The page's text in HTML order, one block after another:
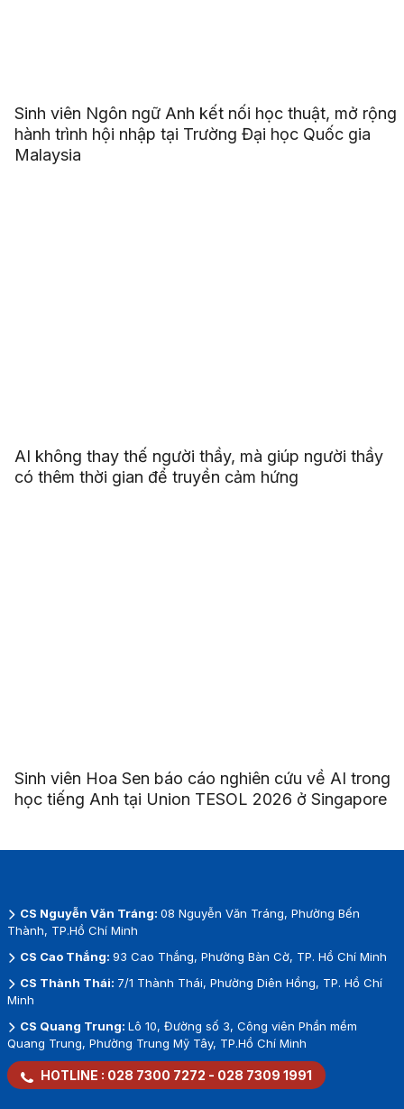
Sinh viên Ngôn ngữ Anh kết nối học thuật, mở rộng
hành trình hội nhập tại Trường Đại học Quốc gia
Malaysia
AI không thay thế người thầy, mà giúp người thầy
có thêm thời gian để truyền cảm hứng
Sinh viên Hoa Sen báo cáo nghiên cứu về AI trong
học tiếng Anh tại Union TESOL 2026 ở Singapore
CS Nguyễn Văn Tráng: 08 Nguyễn Văn Tráng, Phường Bến
Thành, TP.Hồ Chí Minh
CS Cao Thắng: 93 Cao Thắng, Phường Bàn Cờ, TP. Hồ Chí Minh
CS Thành Thái: 7/1 Thành Thái, Phường Diên Hồng, TP. Hồ Chí
Minh
CS Quang Trung: Lô 10, Đường số 3, Công viên Phần mềm
Quang Trung, Phường Trung Mỹ Tây, TP.Hồ Chí Minh
HOTLINE : 028 7300 7272 - 028 7309 1991